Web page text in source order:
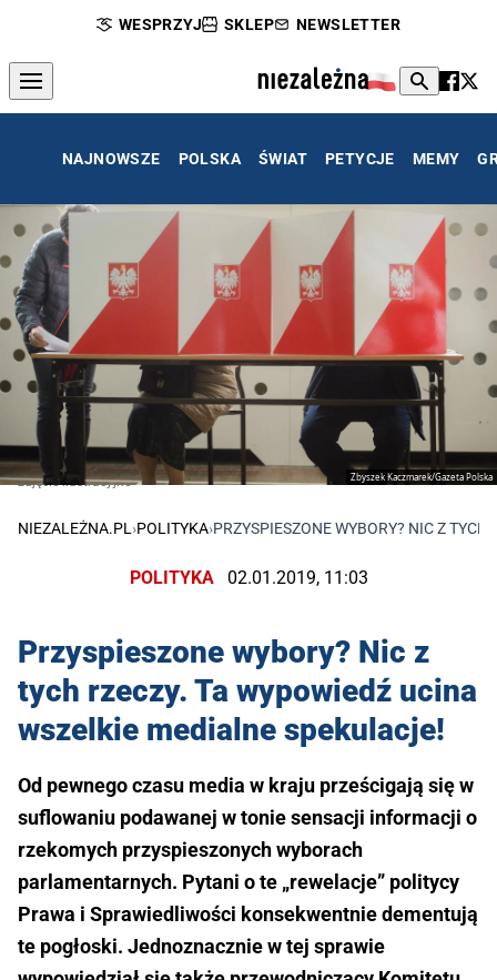
WESPRZYJ SKLEP NEWSLETTER
NAJNOWSZE POLSKA ŚWIAT PETYCJE MEMY
Zbyszek Kaczmarek/Gazeta Polska
zdjęcie ilustracyjne
NIEZALEŻNA.PL ›POLITYKA›PRZYSPIESZONE WYBORY? NIC Z
POLITYKA 02.01.2019, 11:03
Przyspieszone wybory? Nic z
tych rzeczy. Ta wypowiedź ucina
wszelkie medialne spekulacje!
Od pewnego czasu media w kraju prześcigają się w
suflowaniu podawanej w tonie sensacji informacji o
rzekomych przyspieszonych wyborach
parlamentarnych. Pytani o te „rewelacje” politycy
Prawa i Sprawiedliwości konsekwentnie dementują
te pogłoski. Jednoznacznie w tej sprawie